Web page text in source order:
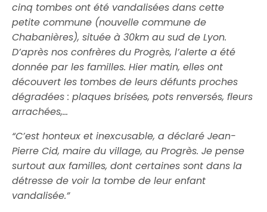
cinq tombes ont été vandalisées dans cette
petite commune (nouvelle commune de
Chabanières), située à 30km au sud de Lyon.
D’après nos confrères du Progrès, l’alerte a été
donnée par les familles. Hier matin, elles ont
découvert les tombes de leurs défunts proches
dégradées : plaques brisées, pots renversés, fleurs
arrachées,…
“C’est honteux et inexcusable, a déclaré Jean-
Pierre Cid, maire du village, au Progrès. Je pense
surtout aux familles, dont certaines sont dans la
détresse de voir la tombe de leur enfant
vandalisée.”